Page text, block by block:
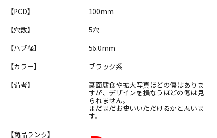
【PCD】
100mm
【穴数】
5穴
【ハブ径】
56.0mm
【カラー】
ブラック系
【備考】
裏面腐食や拡大写真ほどの傷はありま
すが、デザインを損なうほどの傷は見
られません。
まだまだお使いいただけるかと思いま
す。
【商品ランク】